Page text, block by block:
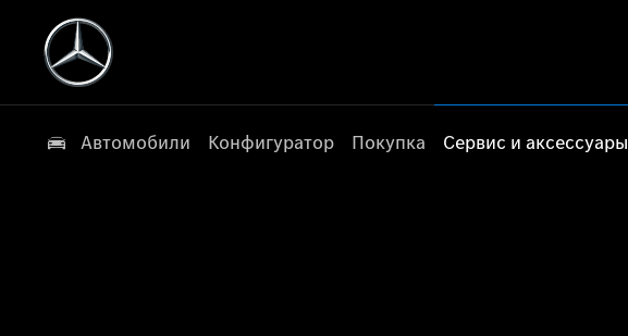
Автомобили Конфигуратор Покупка Сервис и аксессуары